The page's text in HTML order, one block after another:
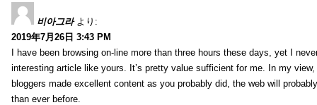
비아그라 より:
2019年7月26日 3:43 PM
I have been browsing on-line more than three hours these days, yet I
interesting article like yours. It’s pretty value sufficient for me. In my
bloggers made excellent content as you probably did, the web will
than ever before.